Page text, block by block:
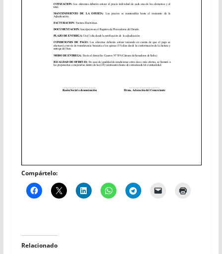
Compártelo:
Relacionado